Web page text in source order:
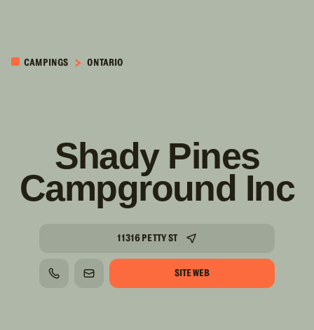
CONTENUCAMPINGS ONTARIO
Shady Pines
Campground Inc
11316 PETTY ST
TÉLÉPHONECOURRIEL SITE WEB